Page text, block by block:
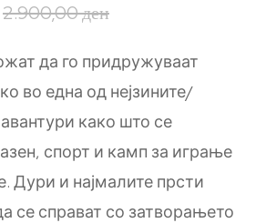
2.900,00ден
да го придружуваат
во една од нејзините/
како што се
спорт и камп за играње
Дури и најмалите прсти
се справат со затворањето